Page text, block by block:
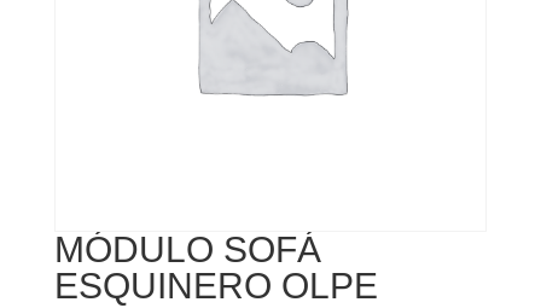
MÓDULO SOFÁ
ESQUINERO OLPE